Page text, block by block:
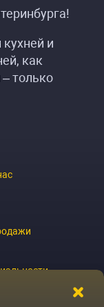
и
как
только